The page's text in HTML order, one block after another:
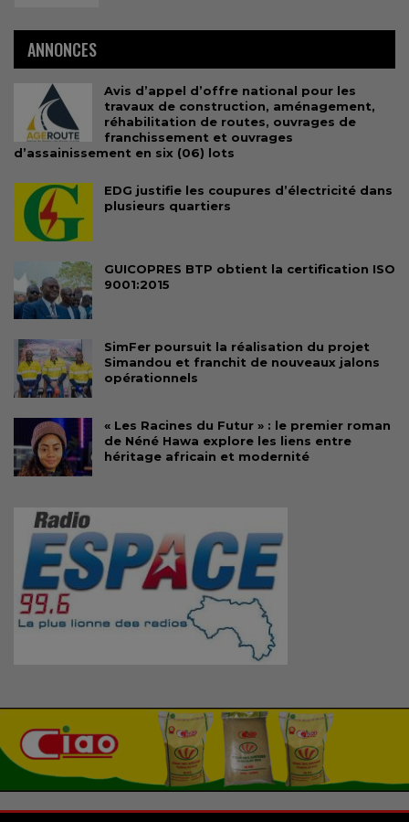
ANNONCES
Avis d’appel d’offre national pour les
travaux de construction, aménagement,
réhabilitation de routes, ouvrages de
franchissement et ouvrages
d’assainissement en six (06) lots
EDG justifie les coupures d’électricité dans
plusieurs quartiers
GUICOPRES BTP obtient la certification ISO
9001:2015
SimFer poursuit la réalisation du projet
Simandou et franchit de nouveaux jalons
opérationnels
« Les Racines du Futur » : le premier roman
de Néné Hawa explore les liens entre
héritage africain et modernité